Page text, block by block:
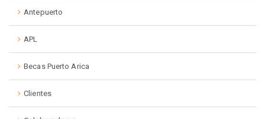
Antepuerto
APL
Becas Puerto Arica
Clientes